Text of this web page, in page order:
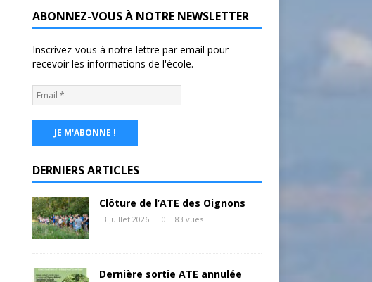
ABONNEZ-VOUS À NOTRE NEWSLETTER
Inscrivez-vous à notre lettre par email pour
recevoir les informations de l'école.
DERNIERS ARTICLES
Clôture de l’ATE des Oignons
3 juillet 2026 0 83 vues
Dernière sortie ATE annulée